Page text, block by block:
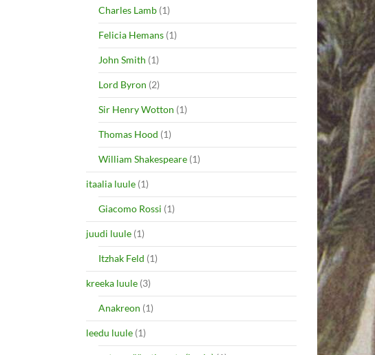
Charles Lamb (1)
Felicia Hemans (1)
John Smith (1)
Lord Byron (2)
Sir Henry Wotton (1)
Thomas Hood (1)
William Shakespeare (1)
itaalia luule (1)
Giacomo Rossi (1)
juudi luule (1)
Itzhak Feld (1)
kreeka luule (3)
Anakreon (1)
leedu luule (1)